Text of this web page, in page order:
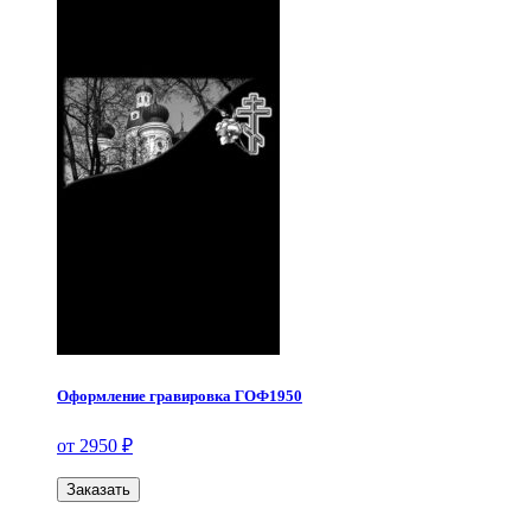
Оформление гравировка ГОФ1950
от 2950 ₽
Заказать